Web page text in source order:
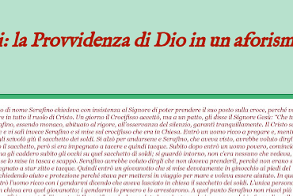
Provvidenza di Dio in un